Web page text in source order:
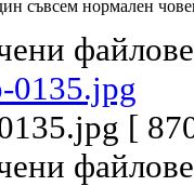
съвсем нормален
[